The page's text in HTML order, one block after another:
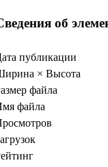
об
публикации
× Высота
файла
файла